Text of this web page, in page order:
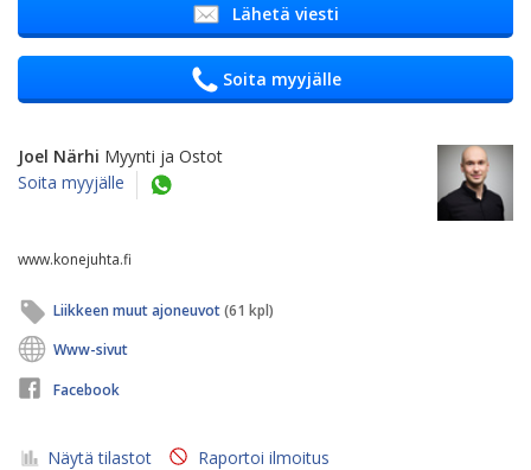
Lähetä viesti
Soita myyjälle
Joel Närhi Myynti ja Ostot
Soita myyjälle
www.konejuhta.fi
Liikkeen muut ajoneuvot(61 kpl)
Www-sivut
Facebook
Näytä tilastot Raportoi ilmoitus